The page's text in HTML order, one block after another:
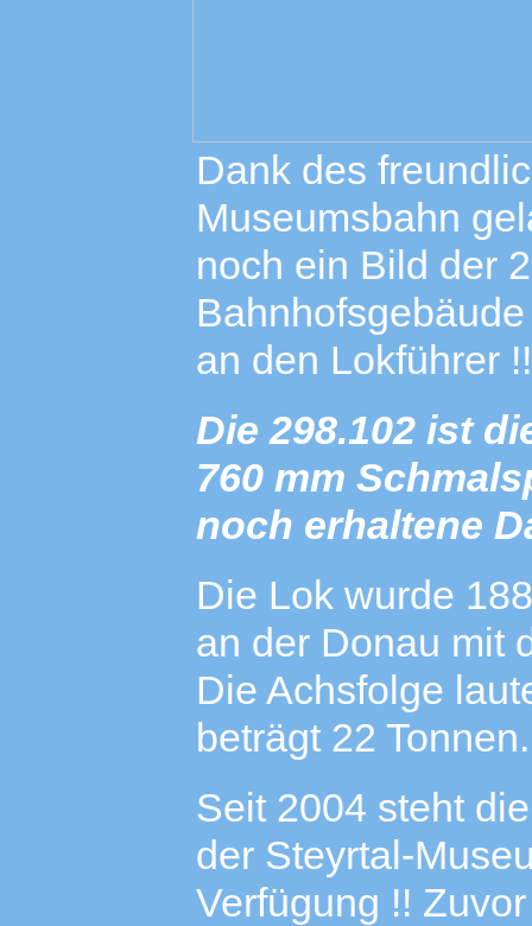
Dank des
Museumsbahn
noch ein Bild der
an den Lokführer !!
Die 298.102 ist
760 mm
noch erhaltene
Die Lok wurde
an der Donau mit
Die Achsfolge
beträgt 22 Tonnen.
Seit 2004 steht
der Steyrtal-
Verfügung !!